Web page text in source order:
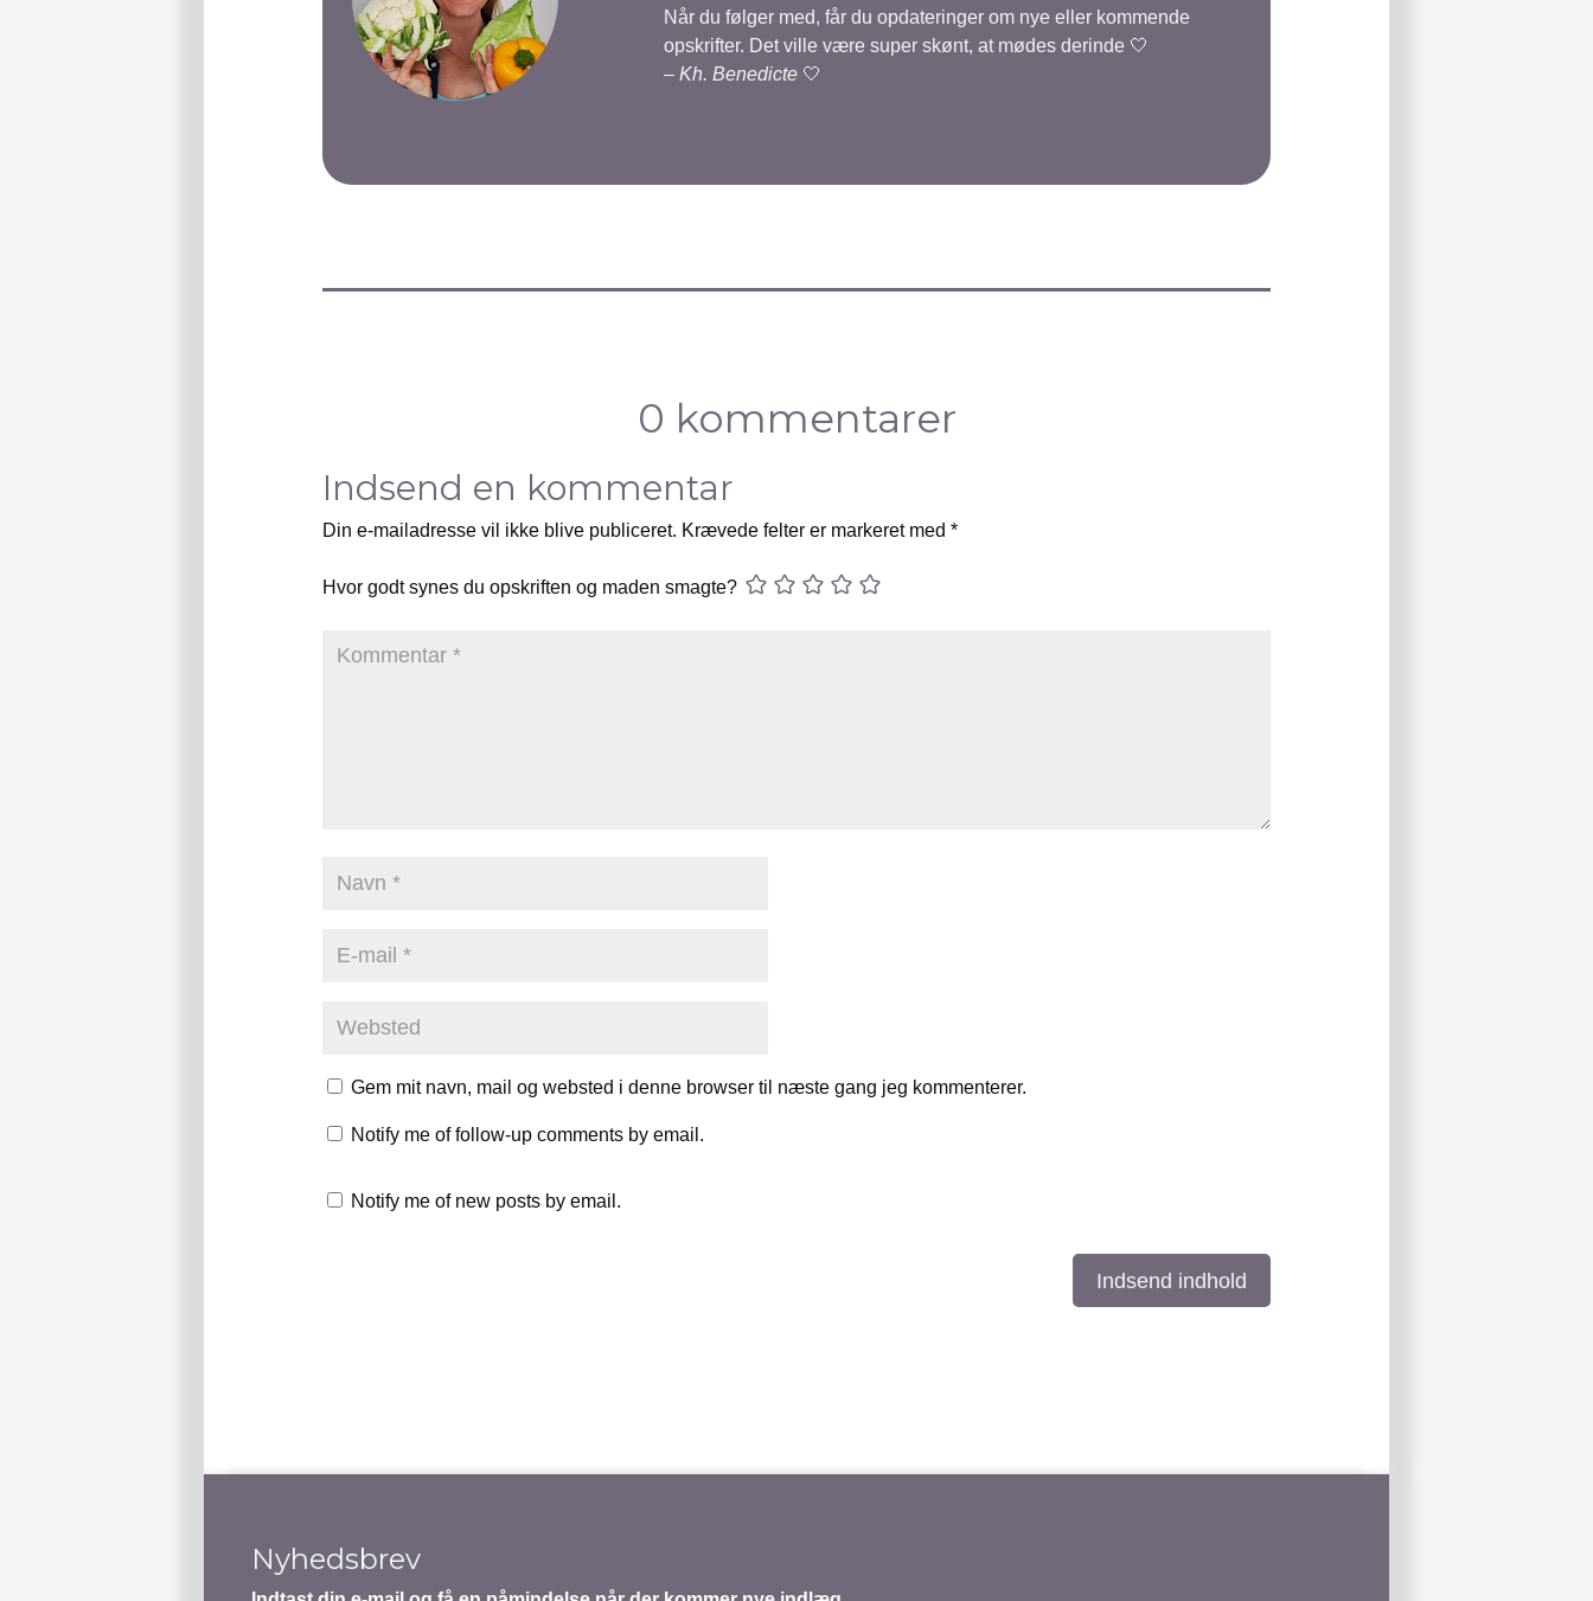
Når du følger med, får du opdateringer om nye eller kommende
opskrifter. Det ville være super skønt, at mødes derinde 🤍
– Kh. Benedicte 🤍
0 kommentarer
Indsend en kommentar
Din e-mailadresse vil ikke blive publiceret. Krævede felter er markeret med *
Hvor godt synes du opskriften og maden smagte?
Gem mit navn, mail og websted i denne browser til næste gang jeg kommenterer.
Notify me of follow-up comments by email.
Notify me of new posts by email.
Indsend indhold
Nyhedsbrev